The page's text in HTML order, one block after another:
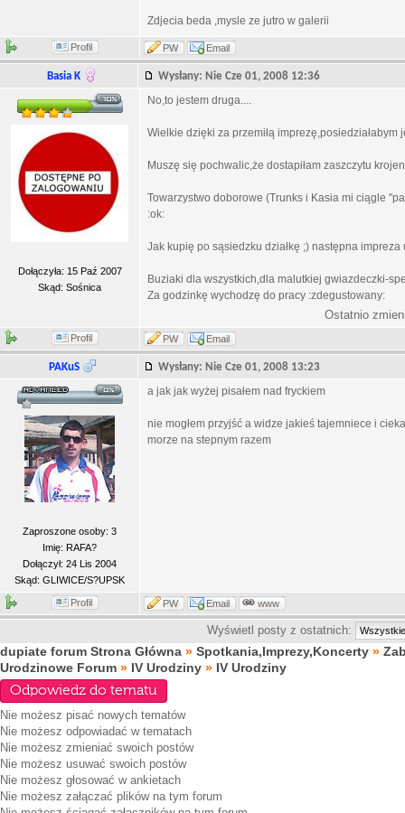
Zdjecia beda ,mysle ze jutro w galerii
Profil PW Email
Basia K Wysłany: Nie Cze 01, 2008 12:36
Dołączyła: 15 Paź 2007
Skąd: Sośnica
No,to jestem druga....
Wielkie dzięki za przemiłą
Muszę się pochwalic,że dostapiłam zaszczytu
Towarzystwo doborowe (Trunks i Kasia mi ciągle
:ok:
Jak kupię po sąsiedzku działkę ;) następna impreza
Buziaki dla wszystkich,dla malutkiej gwiazdeczki-
Za godzinkę wychodzę do pracy :zdegustowany:
Ostatnio
Profil PW Email
PAKuS Wysłany: Nie Cze 01, 2008 13:23
Zaproszone osoby: 3
Imię: RAFA?
Dołączył: 24 Lis 2004
Skąd: GLIWICE/S?UPSK
a jak jak wyżej pisałem nad fryckiem
nie mogłem przyjść a widze jakieś tajemniece i
morze na stepnym razem
Profil PW Email www
Wyświetl posty z ostatnich:
dupiate forum Strona Główna » Spotkania,Imprezy,Koncerty »
Urodzinowe Forum » IV Urodziny » IV Urodziny
Odpowiedz do tematu
Nie możesz pisać nowych tematów
Nie możesz odpowiadać w tematach
Nie możesz zmieniać swoich postów
Nie możesz usuwać swoich postów
Nie możesz głosować w ankietach
Nie możesz załączać plików na tym forum